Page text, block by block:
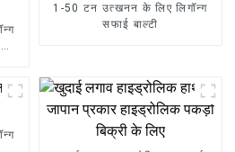
1-50 टन उत्खनन के लिए लिगॉन्ग
सफाई बाल्टी